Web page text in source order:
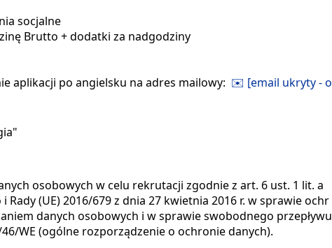
socjalne
Brutto + dodatki za nadgodziny
aplikacji po angielsku na adres mailowy: ✉️ [email ukryty - o
osobowych w celu rekrutacji zgodnie z art. 6 ust. 1 lit. a
(UE) 2016/679 z dnia 27 kwietnia 2016 r. w sprawie ochr
danych osobowych i w sprawie swobodnego przepływu
WE (ogólne rozporządzenie o ochronie danych).